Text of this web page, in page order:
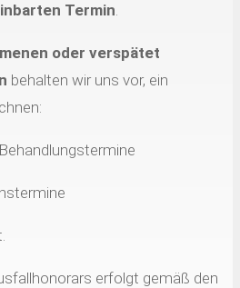
Termin.
oder verspätet
behalten wir uns vor, ein
erfolgt gemäß den